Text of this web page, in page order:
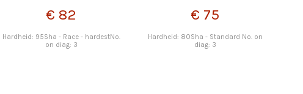
€ 82
Hardheid: 95Sha - Race - hardestNo.
on diag: 3
€ 75
Hardheid: 80Sha - Standard No. on
diag: 3